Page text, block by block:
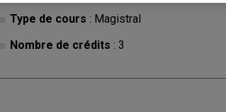
Type de cours : Magistral
Nombre de crédits : 3